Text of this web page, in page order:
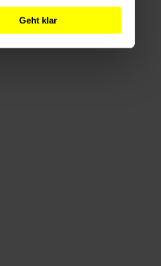
Geht klar